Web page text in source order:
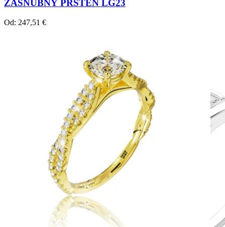
ZÁSNUBNÝ PRSTEŇ LG23
Od: 247,51 €